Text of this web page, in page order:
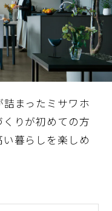
まったミサワホ
りが初めての方
暮らしを楽しめ